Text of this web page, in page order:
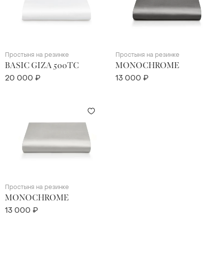
Простыня на резинке
BASIC GIZA 500TC
20 000 ₽
Простыня на резинке
MONOCHROME
13 000 ₽
Простыня на резинке
MONOCHROME
13 000 ₽